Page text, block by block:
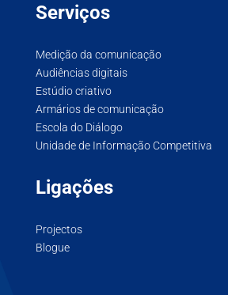
Serviços
Medição da comunicação
Audiências digitais
Estúdio criativo
Armários de comunicação
Escola do Diálogo
Unidade de Informação Competitiva
Ligações
Projectos
Blogue